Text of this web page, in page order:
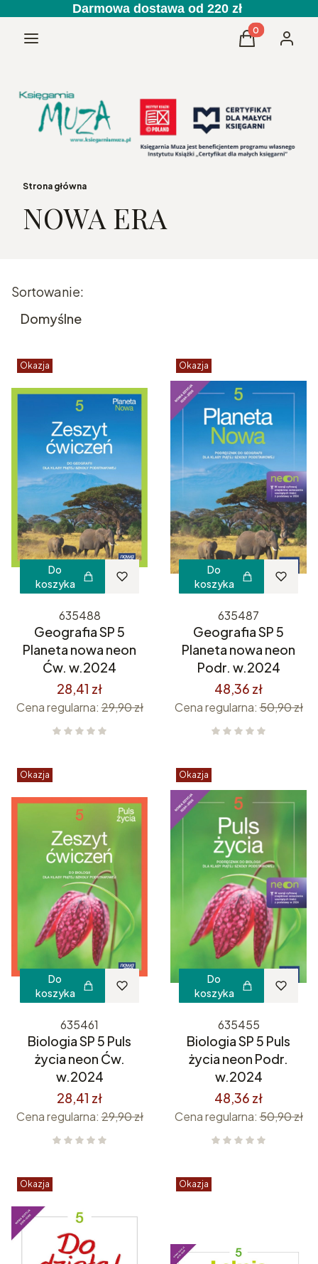
Darmowa dostawa od 220 zł
Menu Produkty w
Koszyk
Strona główna
NOWA ERA
Lista produktów
Sortowanie:
Domyślne
Okazja
Do
koszyka
635488
Geografia SP 5
Planeta nowa neon
Ćw. w.2024
28,41 zł
Cena regularna: 29,90 zł
Okazja
Do
koszyka
635487
Geografia SP 5
Planeta nowa neon
Podr. w.2024
48,36 zł
Cena regularna: 50,90 zł
Okazja
Do
koszyka
635461
Biologia SP 5 Puls
życia neon Ćw.
w.2024
28,41 zł
Cena regularna: 29,90 zł
Okazja
Do
koszyka
635455
Biologia SP 5 Puls
życia neon Podr.
w.2024
48,36 zł
Cena regularna: 50,90 zł
Okazja Okazja